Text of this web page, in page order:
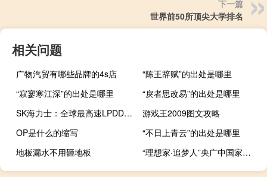
下一篇
世界前50所顶尖大学排名
相关问题
广物汽贸有哪些品牌的4s店
“陈王辞赋”的出处是哪里
“寂寥寒江深”的出处是哪里
“戾者思改易”的出处是哪里
SK海力士：全球最高速LPDDR5T移动DRAM与高通完成性能验证
游戏王2009图文攻略
OP是什么的缩写
“不日上青云”的出处是哪里
地板漏水不用砸地板
“理想家·追梦人”央广中国家居70年70人巡礼——鹏鸿木业集团赵玉林